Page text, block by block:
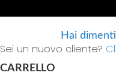
Hai
Sei un nuovo cliente?
CARRELLO